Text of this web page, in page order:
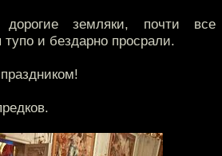
земляки, почти все
тупо и бездарно просрали.